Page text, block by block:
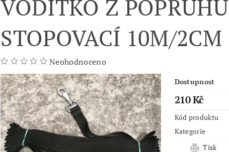
VODÍTKO Z POPRUHU
STOPOVACÍ 10M/2CM
Neohodnoceno
Dostupnost
210 Kč
Kód produktu
Kategorie
Tisk